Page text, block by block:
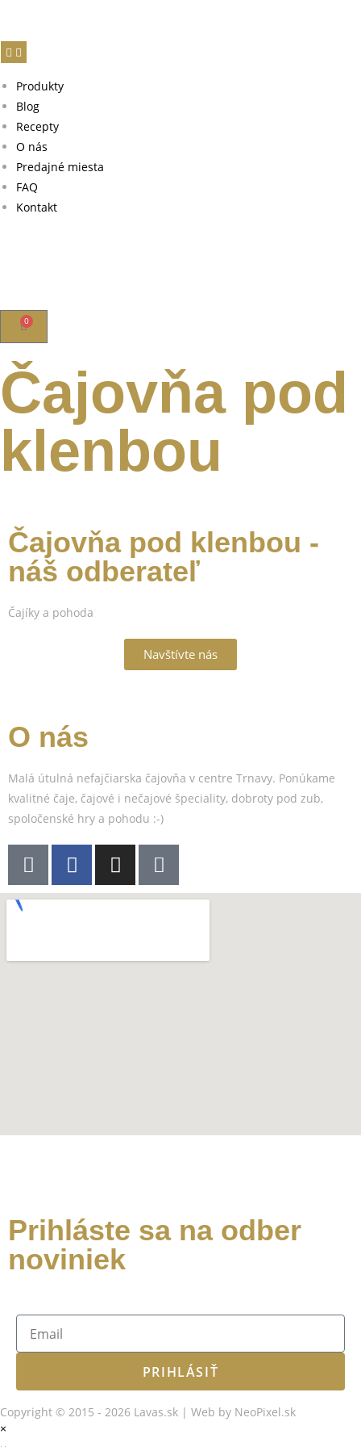
Produkty
Blog
Recepty
O nás
Predajné miesta
FAQ
Kontakt
0
Čajovňa pod
klenbou
Čajovňa pod klenbou -
náš odberateľ
Čajíky a pohoda
Navštívte nás
O nás
Malá útulná nefajčiarska čajovňa v centre Trnavy. Ponúkame
kvalitné čaje, čajové i nečajové špeciality, dobroty pod zub,
spoločenské hry a pohodu :-)
Prihláste sa na odber
noviniek
PRIHLÁSIŤ
Copyright © 2015 - 2026 Lavas.sk | Web by NeoPixel.sk
×